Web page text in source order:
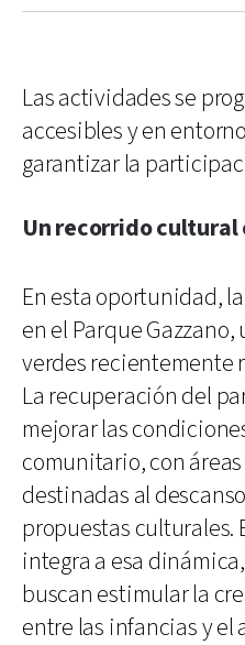
Las actividades se
accesibles y en
garantizar la
Un recorrido cultural
En esta oportunidad,
en el Parque
verdes recientemente
La recuperación del
mejorar las
comunitario, con áreas
destinadas al
propuestas culturales.
integra a esa
buscan estimular la
entre las infancias y el